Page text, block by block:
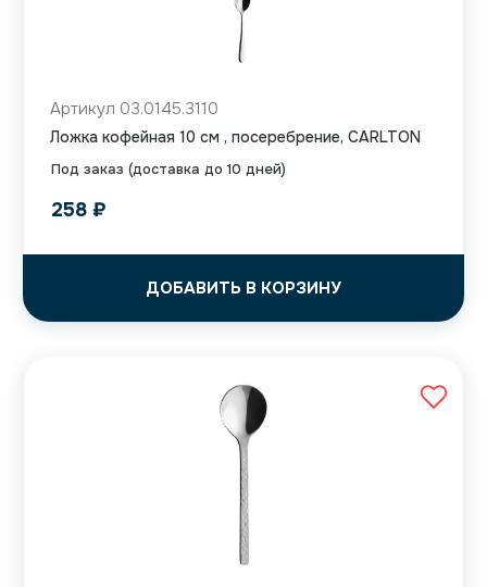
Под заказ (доставка до 10 дней)
Артикул 03.0145.3110
Ложка кофейная 10 см , посеребрение, CARLTON
258 ₽
ДОБАВИТЬ В КОРЗИНУ